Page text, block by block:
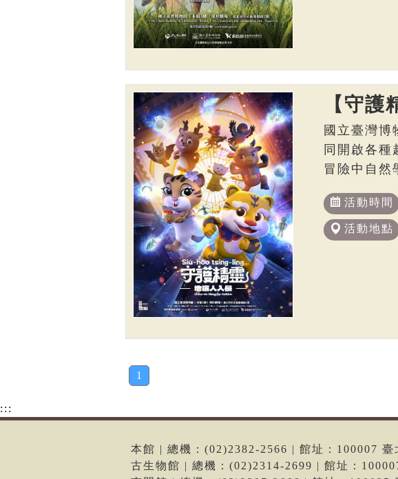
【守
國立臺灣博
同開啟各種
冒險中自然
活動時間
活動地點
1
:::
本館 | 總機：(02)2382-2566 | 館址：100007
古生物館 | 總機：(02)2314-2699 | 館址：